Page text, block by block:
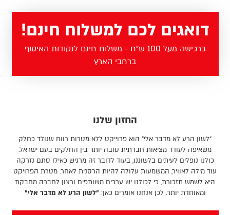
דואגים לכם למשלוח חינם!
ברכישה מעל 100 ש"ח - משלוח חינם לנקודות האיסוף
ברחבי הארץ
החזון שלנו
"לשון הרע לא מדבר אלי" הוא פרוייקט ללא מטרות רווח שנולד כחלק
משאיפה לעודד מציאות חברתית טובה יותר בין החלקים בעם ישראל.
כולנו נופלים לעיתים בלשוננו, בעוד לדובר זה מרגיש כאילו סתם נזרקה
עוד מילה לאוויר, המשמעות עלולה להיות הרסנית לאחר. מטרת הפרויקט
היא לשמש תזכורת, כי לכולנו יש ערכים משותפים ורצון לחברה מחבקת
ומאוחדת יותר. לכן אנחנו אומרים כאן: "לשון הרע לא מדבר אלי"